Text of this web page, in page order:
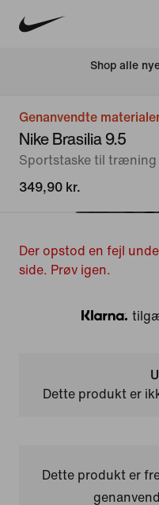
Shop alle
Genanvendte
Nike Brasilia 9.5
Sportstaske til træning
349,90 kr.
Der opstod en fejl
side. Prøv igen.
Dette produkt er
Dette produkt er